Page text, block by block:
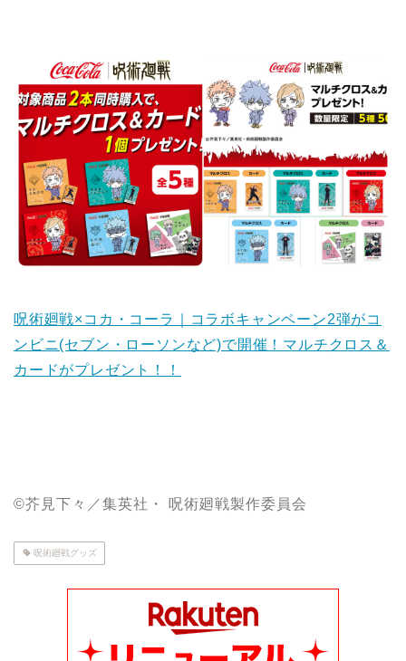
呪術廻戦×コカ・コーラ｜コラボキャンペーン2弾がコ
ンビニ(セブン・ローソンなど)で開催！マルチクロス＆
カードがプレゼント！！
©芥見下々／集英社・ 呪術廻戦製作委員会
呪術廻戦グッズ